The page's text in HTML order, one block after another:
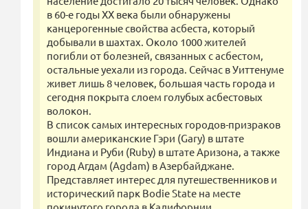
в 60-е годы ХХ века были обнаружены
канцерогенные свойства асбеста, который
добывали в шахтах. Около 1000 жителей
погибли от болезней, связанных с асбестом,
остальные уехали из города. Сейчас в Уиттенуме
живет лишь 8 человек, большая часть города и
сегодня покрыта слоем голубых асбестовых
волокон.
В список самых интересных городов-призраков
вошли американские Гэри (Gary) в штате
Индиана и Руби (Ruby) в штате Аризона, а также
город Агдам (Agdam) в Азербайджане.
Представляет интерес для путешественников и
исторический парк Bodie State на месте